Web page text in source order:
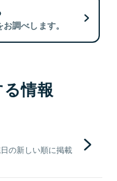
調べします。
情報
の新しい順に掲載